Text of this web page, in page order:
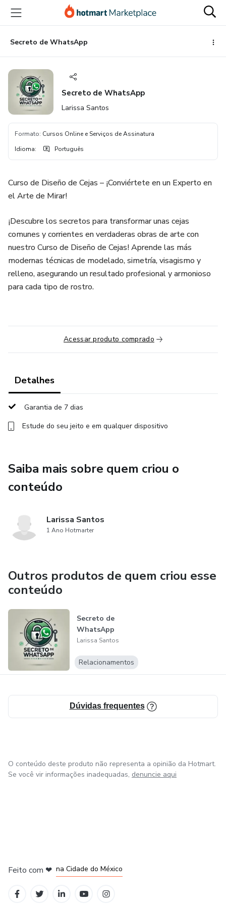
para
conteúdo
principal
para
pagamento
para
rodapé
Secreto de WhatsApp
Secreto de WhatsApp
Larissa Santos
Formato: Cursos Online e Serviços de Assinatura
Idioma: Português
Curso de Diseño de Cejas – ¡Conviértete en un Experto en
el Arte de Mirar!
¡Descubre los secretos para transformar unas cejas
comunes y corrientes en verdaderas obras de arte con
nuestro Curso de Diseño de Cejas! Aprende las más
modernas técnicas de modelado, simetría, visagismo y
relleno, asegurando un resultado profesional y armonioso
para cada tipo de rostro.
Acessar produto comprado
Detalhes
Garantia de 7 dias
Estude do seu jeito e em qualquer dispositivo
Saiba mais sobre quem criou o
conteúdo
Larissa Santos
1 Ano Hotmarter
Outros produtos de quem criou esse
conteúdo
Secreto de
WhatsApp
Larissa Santos
Relacionamentos
Dúvidas frequentes
O conteúdo deste produto não representa a opinião da Hotmart.
Se você vir informações inadequadas, denuncie aqui
Feito com ❤ na Cidade do México